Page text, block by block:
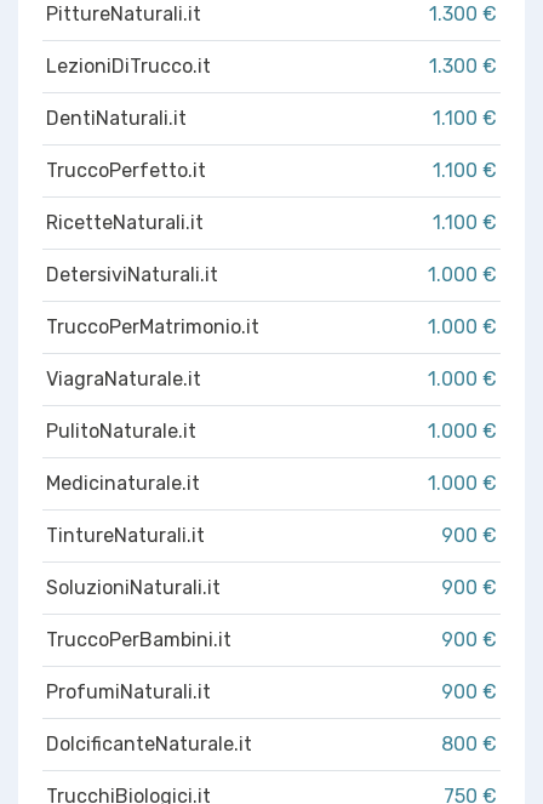
PittureNaturali.it 1.300 €
LezioniDiTrucco.it 1.300 €
DentiNaturali.it 1.100 €
TruccoPerfetto.it 1.100 €
RicetteNaturali.it 1.100 €
DetersiviNaturali.it 1.000 €
TruccoPerMatrimonio.it 1.000 €
ViagraNaturale.it 1.000 €
PulitoNaturale.it 1.000 €
Medicinaturale.it 1.000 €
TintureNaturali.it 900 €
SoluzioniNaturali.it 900 €
TruccoPerBambini.it 900 €
ProfumiNaturali.it 900 €
DolcificanteNaturale.it 800 €
TrucchiBiologici.it 750 €